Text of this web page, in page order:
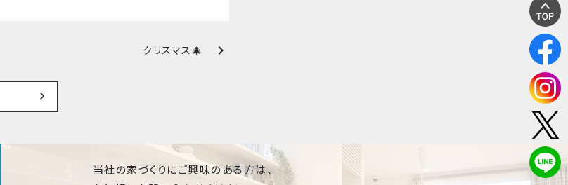
クリスマス🎄 chevron_right
当社の家づくりにご興味のある方は、